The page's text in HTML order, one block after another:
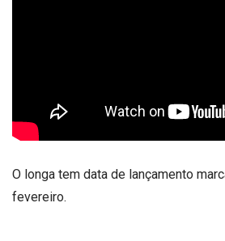
O longa tem data de lançamento
fevereiro.